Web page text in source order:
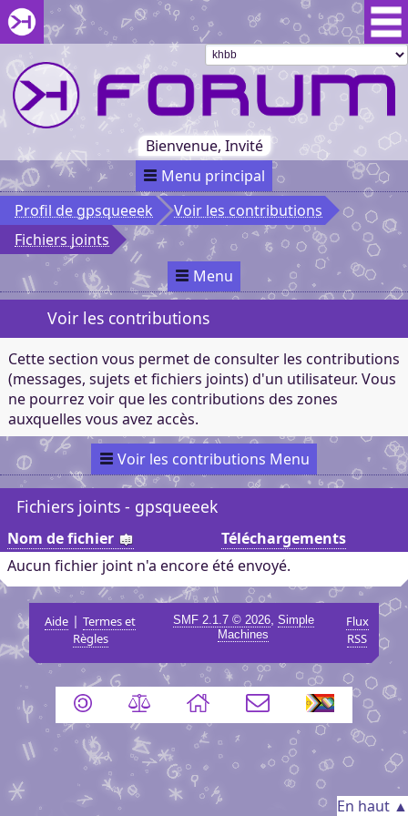
Aller au menu du forum
Aller au contenu du forum
Aller à la recherche dans le forum
Passer le
menu
Khaganat
au début
du menu
Khaganat
Bienvenue, Invité
Menu principal
Profil de gpsqueeek
Voir les contributions
Fichiers joints
Menu
Voir les contributions
Cette section vous permet de consulter les contributions
(messages, sujets et fichiers joints) d'un utilisateur. Vous
ne pourrez voir que les contributions des zones
auxquelles vous avez accès.
Voir les contributions Menu
Fichiers joints - gpsqueeek
Nom de fichier
Téléchargements
Aucun fichier joint n'a encore été envoyé.
Aide |Termes et
Règles
SMF 2.1.7 © 2026, Simple
Machines
Flux
RSS
En haut ▲